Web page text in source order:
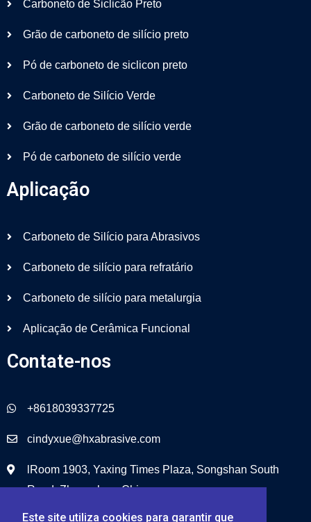
Este site utiliza cookies para garantir que
Carboneto de Siclicão Preto
Grão de carboneto de silício preto
Pó de carboneto de siclicon preto
Carboneto de Silício Verde
Grão de carboneto de silício verde
Pó de carboneto de silício verde
Aplicação
Carboneto de Silício para Abrasivos
Carboneto de silício para refratário
Carboneto de silício para metalurgia
Aplicação de Cerâmica Funcional
Contate-nos
+8618039337725
cindyxue@hxabrasive.com
lRoom 1903, Yaxing Times Plaza, Songshan South
Road, Zhengzhou, China